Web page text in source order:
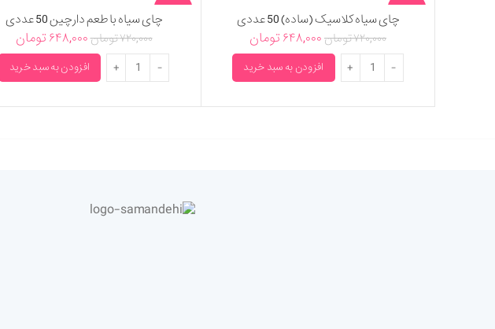
-10%چای سیاه کلاسیک (ساده) 50 عددی
۷۲۰,۰۰۰تومان۶۴۸,۰۰۰ تومان
چای سیاه کلاسیک (ساده) 50 عددی عددافزودن به سبد خرید
-10%چای سیاه با طعم دارچین 50 عددی
۷۲۰,۰۰۰تومان۶۴۸,۰۰۰ تومان
چای سیاه با طعم دارچین 50 عددی عددافزودن به سبد خرید